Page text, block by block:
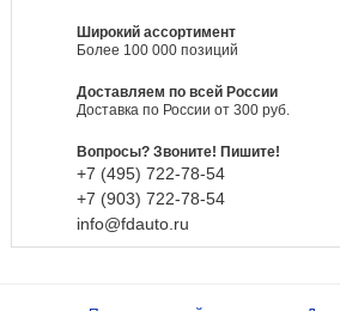
Широкий ассортимент
Более 100 000 позиций
Доставляем по всей России
Доставка по России от 300 руб.
Вопросы? Звоните! Пишите!
+7 (495) 722-78-54
+7 (903) 722-78-54
info@fdauto.ru